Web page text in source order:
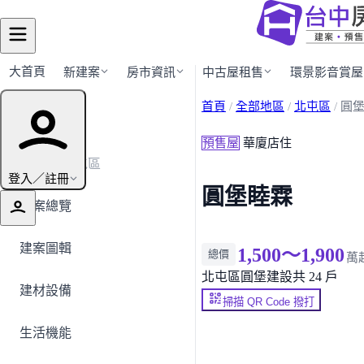
大首頁 新建案 房市資訊 中古屋租售 環景影音賞屋
登入／註冊
建案導覽
← 返回北屯區
建案總覽
建案圖輯
建材設備
生活機能
首頁 / 全部地區 / 北屯區 / 圓
預售屋 華廈店住
圓堡睦霖
總價 1,500～1,900 萬
北屯區 圓堡建設共 24 戶
掃描 QR Code 撥打